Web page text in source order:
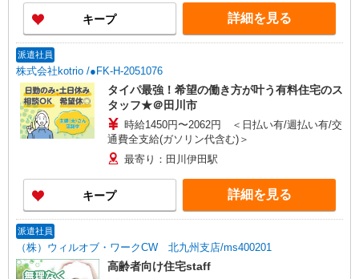
キープ 詳細を見る
派遣社員
株式会社kotrio /●FK-H-2051076
タイパ最強！希望の働き方が叶う有料住宅のス
タッフ★＠田川市
時給1450円〜2062円 ＜日払い有/週払い有/交
通費全支給(ガソリン代含む)＞
最寄り：田川伊田駅
キープ 詳細を見る
派遣社員
（株）ウィルオブ・ワークCW 北九州支店/ms400201
高齢者向け住宅staff